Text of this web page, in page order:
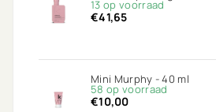
13 op voorraad
€41,65
Mini Murphy - 40 ml
58 op voorraad
€10,00